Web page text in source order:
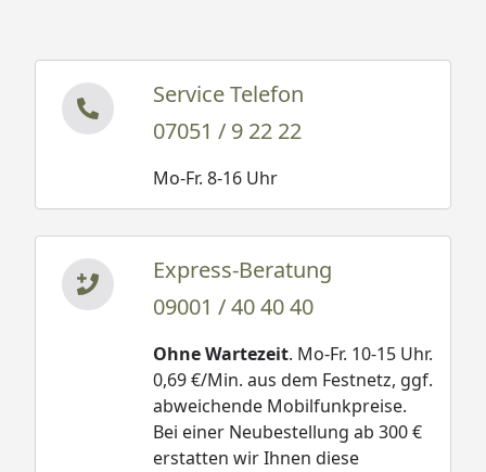
Service Telefon
07051 / 9 22 22
Mo-Fr. 8-16 Uhr
Express-Beratung
09001 / 40 40 40
Ohne Wartezeit. Mo-Fr. 10-15 Uhr.
0,69 €/Min. aus dem Festnetz, ggf.
abweichende Mobilfunkpreise.
Bei einer Neubestellung ab 300 €
erstatten wir Ihnen diese